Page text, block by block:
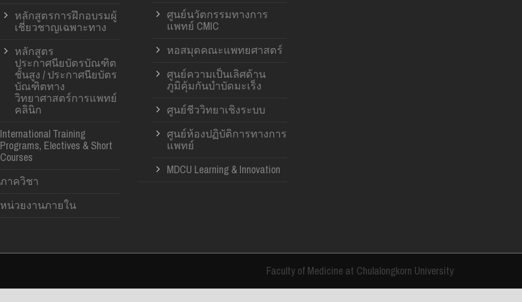
หลักสูตรการฝึกอบรมผู้
เชี่ยวชาญเฉพาะทาง
หลักสูตร
ประกาศนียบัตรบัณฑิต
ชั้นสูง / ประกาศนียบัตร
บัณฑิตทาง
วิทยาศาสตร์การแพทย์
คลินิก
International Training
Programs, Electives & Short
Courses
ภาควิชา
หน่วยงานภายใน
ศูนย์นวัตกรรมทางการ
แพทย์ CMIC
หอสมุดคณะแพทยศาสตร์
ศูนย์ความเป็นเลิศด้าน
ภูมิคุ้มกันบำบัดมะเร็ง
ศูนย์ชีววิทยาเชิงระบบ
ศูนย์ห้องปฏิบัติการทางการ
แพทย์
MDCU Learning & Innovation
Faculty of Medicine at Chulalongkorn University